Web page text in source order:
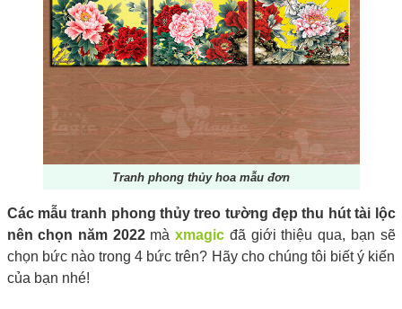
Tranh phong thủy hoa mẫu đơn
Các mẫu tranh phong thủy treo tường đẹp thu hút tài lộc
nên chọn năm 2022màxmagic đã giới thiệu qua, bạn sẽ
chọn bức nào trong 4 bức trên? Hãy cho chúng tôi biết ý kiến
của bạn nhé!